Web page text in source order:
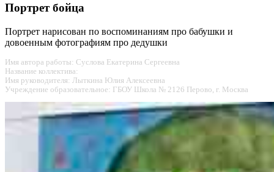
Портрет бойца
Портрет нарисован по воспоминаниям про бабушки и
довоенным фотографиям про дедушки
Имя автора работы: Суслова Екатерина Сергеевна
Название коллектива:
Имя руководителя: Лыткина Юлия Алексеевна
Учреждение образовательное: ГБОУ Школа № 2126 Перово, г. Москва